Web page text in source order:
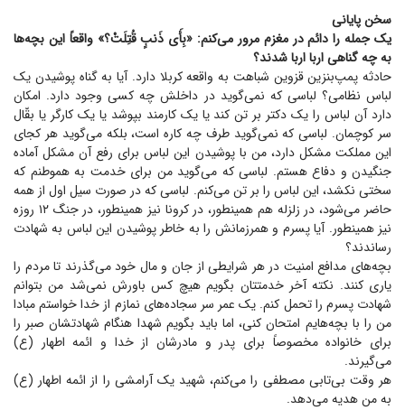
سخن پایانی
یک جمله را دائم در مغزم مرور می‌کنم: «بِأَی ذَنبٍ قُتِلَتْ؟» واقعاً این بچه‌ها
به چه گناهی اربا اربا شدند؟
حادثه پمپ‌بنزین قزوین شباهت به واقعه کربلا دارد. آیا به گناه پوشیدن یک
لباس نظامی؟ لباسی که نمی‌گوید در داخلش چه کسی وجود دارد. امکان
دارد آن لباس را یک دکتر بر تن کند یا یک کارمند بپوشد یا یک کارگر یا بقّال
سر کوچمان. لباسی که نمی‌گوید طرف چه کاره است، بلکه می‌گوید هر کجای
این مملکت مشکل دارد، من با پوشیدن این لباس برای رفع آن مشکل آماده
جنگیدن و دفاع هستم. لباسی که می‌گوید من برای خدمت به هموطنم که
سختی نکشد، این لباس را بر تن می‌کنم. لباسی که در صورت سیل اول از همه
حاضر می‌شود، در زلزله هم همینطور، در کرونا نیز همینطور، در جنگ ۱۲ روزه
نیز همینطور. آیا پسرم و همرزمانش را به خاطر پوشیدن این لباس به شهادت
رساندند؟
بچه‌های مدافع امنیت در هر شرایطی از جان و مال خود می‌گذرند تا مردم را
یاری کنند. نکته آخر خدمتتان بگویم هیچ کس باورش نمی‌شد من بتوانم
شهادت پسرم را تحمل کنم. یک عمر سر سجاده‌های نمازم از خدا خواستم مبادا
من را با بچه‌هایم امتحان کنی، اما باید بگویم شهدا هنگام شهادتشان صبر را
برای خانواده مخصوصاً برای پدر و مادرشان از خدا و ائمه اطهار (ع)
می‌گیرند.
هر وقت بی‌تابی مصطفی را می‌کنم، شهید یک آرامشی را از ائمه اطهار (ع)
به من هدیه می‌دهد.